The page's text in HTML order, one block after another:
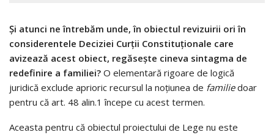
Și atunci ne întrebăm unde, în obiectul revizuirii ori în
considerentele Deciziei Curții Constituționale care
avizează acest obiect, regăsește cineva sintagma de
redefinire a familiei? O elementară rigoare de logică
juridică exclude aprioric recursul la noțiunea de familiedoar
pentru că art. 48 alin.1 începe cu acest termen.
Aceasta pentru că obiectul proiectului de Lege nu este